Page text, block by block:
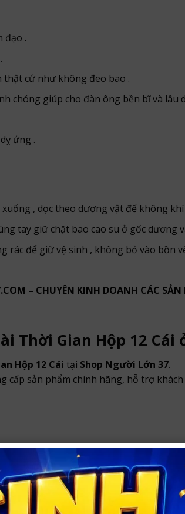
đạo .
thật cứ như không đeo bao .
chóng giúp cho đàn ông bền bĩ và lâu
ứng .
, dọc theo dương vật để không
tay giữ chặt bao cao su ở gốc
rác để giữ vệ sinh , không bỏ vào bồn
– CHUYÊN KINH DOANH CÁC
Thời Gian Hộp 12
Hộp 12 Cái tại Shop Người Lớn 37.
cấp sản phẩm chính hãng, hỗ trợ
bên ngoài.
và ship toàn quốc với hình thức đóng
Lớn 37